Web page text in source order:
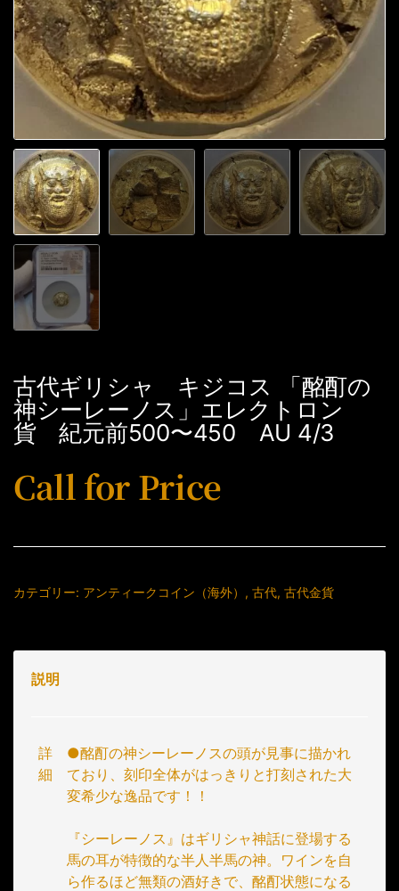
古代ギリシャ キジコス 「酩酊の
神シーレーノス」エレクトロン
貨 紀元前500〜450 AU 4/3
Call for Price
カテゴリー: アンティークコイン（海外） , 古代, 古代金貨
説明
詳
細
●酩酊の神シーレーノスの頭が見事に描かれ
ており、刻印全体がはっきりと打刻された大
変希少な逸品です！！
『シーレーノス』はギリシャ神話に登場する
馬の耳が特徴的な半人半馬の神。ワインを自
ら作るほど無類の酒好きで、酩酊状態になる